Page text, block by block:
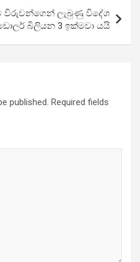
විරුවන්ගෙන් ලැබුණු විදේශ
බිලියන 3 ඉක්මවා යයි
published. Required fields